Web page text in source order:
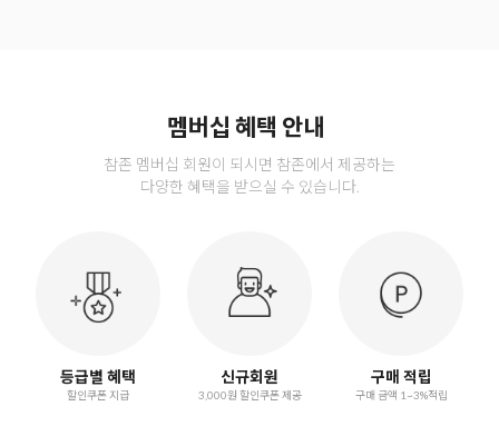
멤버십 혜택 안내
참존 멤버십 회원이 되시면 참존에서 제공하는
다양한 혜택을 받으실 수 있습니다.
등급별 혜택
할인쿠폰 지급
신규회원
3,000원 할인쿠폰 제공
구매 적립
구매 금액 1~3%적립